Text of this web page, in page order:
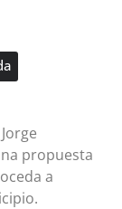
propuesta
a